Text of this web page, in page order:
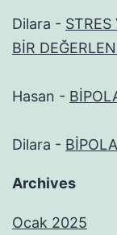
Dilara - STRES
BİR
Hasan -
Dilara -
Archives
Ocak 2025